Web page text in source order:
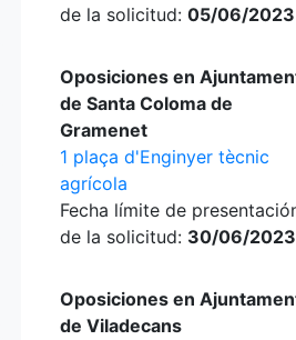
de la solicitud: 05/06/2023
Oposiciones en
de Santa Coloma de
Gramenet
1 plaça d'Enginyer tècnic
agrícola
Fecha límite de
de la solicitud: 30/06/2023
Oposiciones en
de Viladecans